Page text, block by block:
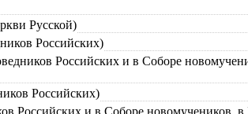
Русской)
Российских)
Российских и в Соборе
Российских)
Российских и в Соборе новомучеников, в